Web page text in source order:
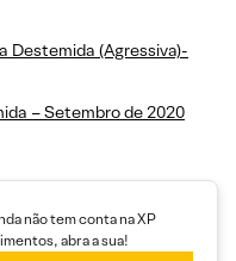
Destemida (Agressiva)-
– Setembro de 2020
não tem conta na XP
abra a sua!